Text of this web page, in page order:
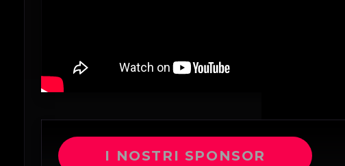
I NOSTRI SPONSOR